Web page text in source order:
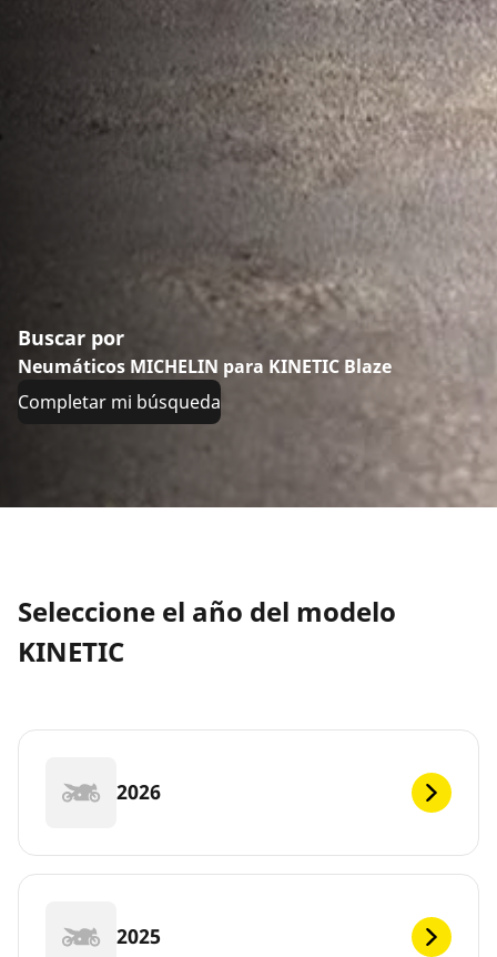
Buscar por
Neumáticos MICHELIN para KINETIC Blaze
Completar mi búsqueda
Seleccione el año del modelo
KINETIC
2026
2025